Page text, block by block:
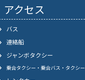
アクセス
バス
連絡船
ジャンボタクシー
乗合タクシー・乗合バス・タクシー